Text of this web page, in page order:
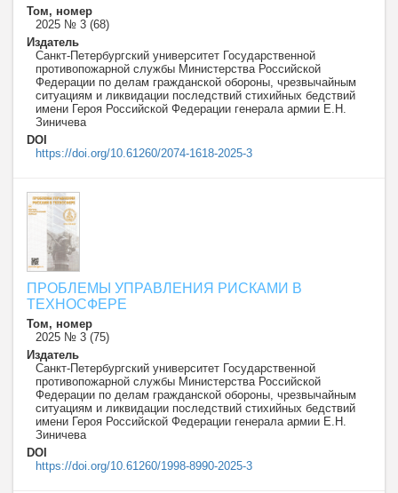
Том, номер
2025 № 3 (68)
Издатель
Санкт-Петербургский университет Государственной
противопожарной службы Министерства Российской
Федерации по делам гражданской обороны, чрезвычайным
ситуациям и ликвидации последствий стихийных бедствий
имени Героя Российской Федерации генерала армии Е.Н.
Зиничева
DOI
https://doi.org/10.61260/2074-1618-2025-3
ПРОБЛЕМЫ УПРАВЛЕНИЯ РИСКАМИ В
ТЕХНОСФЕРЕ
Том, номер
2025 № 3 (75)
Издатель
Санкт-Петербургский университет Государственной
противопожарной службы Министерства Российской
Федерации по делам гражданской обороны, чрезвычайным
ситуациям и ликвидации последствий стихийных бедствий
имени Героя Российской Федерации генерала армии Е.Н.
Зиничева
DOI
https://doi.org/10.61260/1998-8990-2025-3